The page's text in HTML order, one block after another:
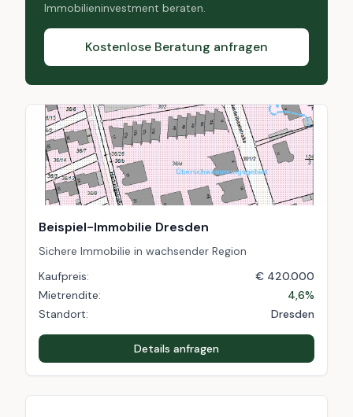
Immobilieninvestment beraten.
Kostenlose Beratung anfragen
Beispiel-Immobilie Dresden
Sichere Immobilie in wachsender Region
Kaufpreis:
€ 420.000
Mietrendite:
4,6%
Standort:
Dresden
Details anfragen